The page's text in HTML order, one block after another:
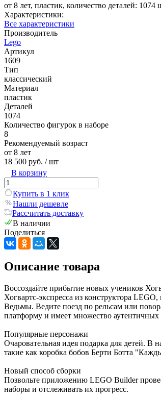
от 8 лет, пластик, количество деталей:
Характеристики:
Все характеристики
Производитель
Lego
Артикул
1609
Тип
классический
Материал
пластик
Деталей
1074
Количество фигурок в наборе
8
Рекомендуемый возраст
от 8 лет
18 500 руб. / шт
В корзину
Купить в 1 клик
Нашли дешевле
Рассчитать доставку
В наличии
Поделиться
Описание товара
Воссоздайте прибытие новых учеников
Хогвартс-экспресса из конструктора
Ведьмы. Ведите поезд по рельсам или
платформу и имеет множество
Популярные персонажи
Очаровательная идея подарка для детей.
такие как коробка бобов Берти Ботта
Новый способ сборки
Позвольте приложению LEGO Builder
наборы и отслеживать их прогресс.